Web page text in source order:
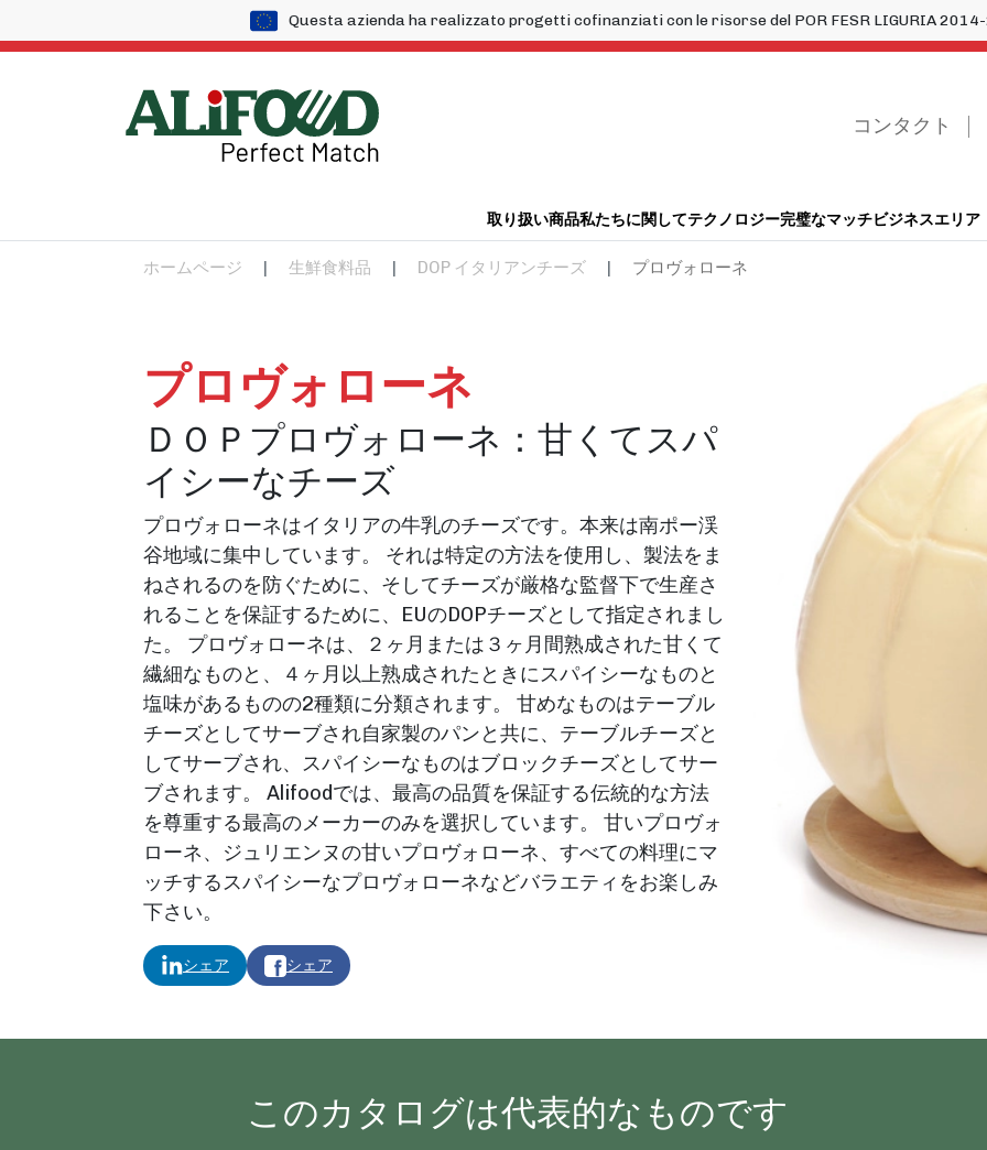
Questa azienda ha realizzato progetti cofinanziati con le risorse del POR FESR LIGURIA
コンタクト
取り扱い商品私たちに関してテクノロジー完璧なマッチビジネスエリア
ホームページ | 生鮮食料品 | DOP イタリアンチーズ | プロヴォローネ
プロヴォローネ
ＤＯＰプロヴォローネ：甘くてスパ
イシーなチーズ
プロヴォローネはイタリアの牛乳のチーズです。本来は南ポー渓
谷地域に集中しています。 それは特定の方法を使用し、製法をま
ねされるのを防ぐために、そしてチーズが厳格な監督下で生産さ
れることを保証するために、EUのDOPチーズとして指定されまし
た。 プロヴォローネは、２ヶ月または３ヶ月間熟成された甘くて
繊細なものと、４ヶ月以上熟成されたときにスパイシーなものと
塩味があるものの2種類に分類されます。 甘めなものはテーブル
チーズとしてサーブされ自家製のパンと共に、テーブルチーズと
してサーブされ、スパイシーなものはブロックチーズとしてサー
ブされます。 Alifoodでは、最高の品質を保証する伝統的な方法
を尊重する最高のメーカーのみを選択しています。 甘いプロヴォ
ローネ、ジュリエンヌの甘いプロヴォローネ、すべての料理にマ
ッチするスパイシーなプロヴォローネなどバラエティをお楽しみ
下さい。
シェア シェア
このカタログは代表的なものです